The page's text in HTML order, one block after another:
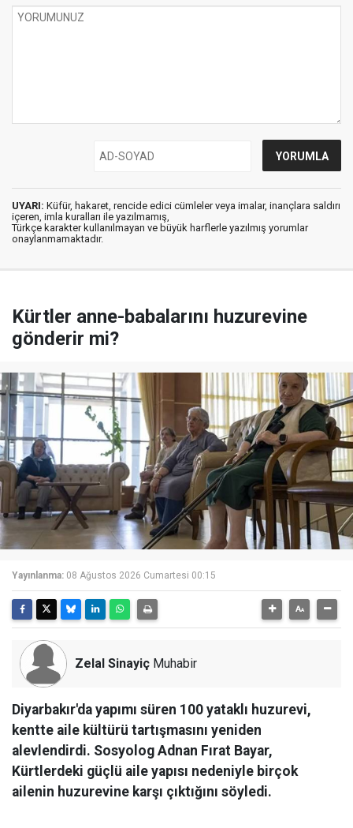
UYARI: Küfür, hakaret, rencide edici cümleler veya imalar, inançlara saldırı
içeren, imla kuralları ile yazılmamış,
Türkçe karakter kullanılmayan ve büyük harflerle yazılmış yorumlar
onaylanmamaktadır.
Kürtler anne-babalarını huzurevine
gönderir mi?
Yayınlanma: 08 Ağustos 2026 Cumartesi 00:15
Zelal Sinayiç Muhabir
Diyarbakır'da yapımı süren 100 yataklı huzurevi,
kentte aile kültürü tartışmasını yeniden
alevlendirdi. Sosyolog Adnan Fırat Bayar,
Kürtlerdeki güçlü aile yapısı nedeniyle birçok
ailenin huzurevine karşı çıktığını söyledi.